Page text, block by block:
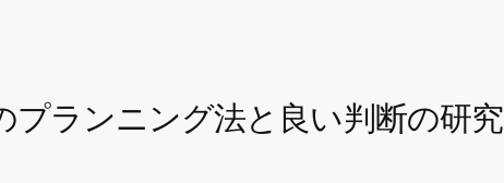
ランニング法と良い判断の研究